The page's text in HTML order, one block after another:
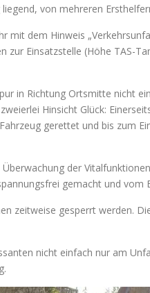
von mehreren
dem Hinweis
Einsatzstelle (Höhe TAS-
in Richtung Ortsmitte nicht
Hinsicht Glück:
gerettet und bis zum
der
gemacht und
zeitweise gesperrt werden.
nicht einfach nur am